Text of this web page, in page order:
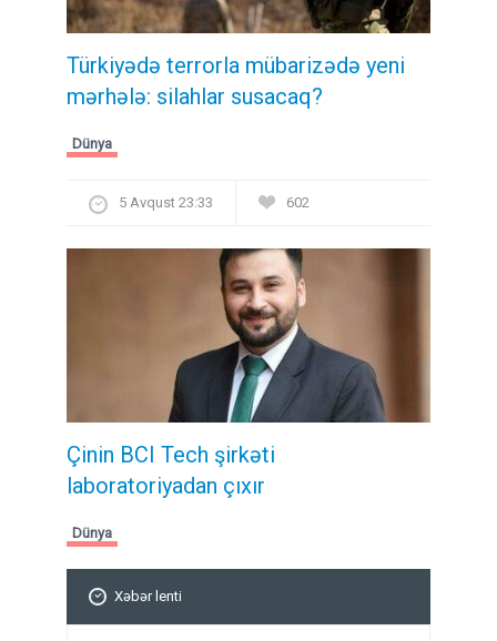
Türkiyədə terrorla mübarizədə yeni
mərhələ: silahlar susacaq?
Dünya
5 Avqust 23:33 602
Çinin BCI Tech şirkəti
laboratoriyadan çıxır
Dünya
Xəbər lenti